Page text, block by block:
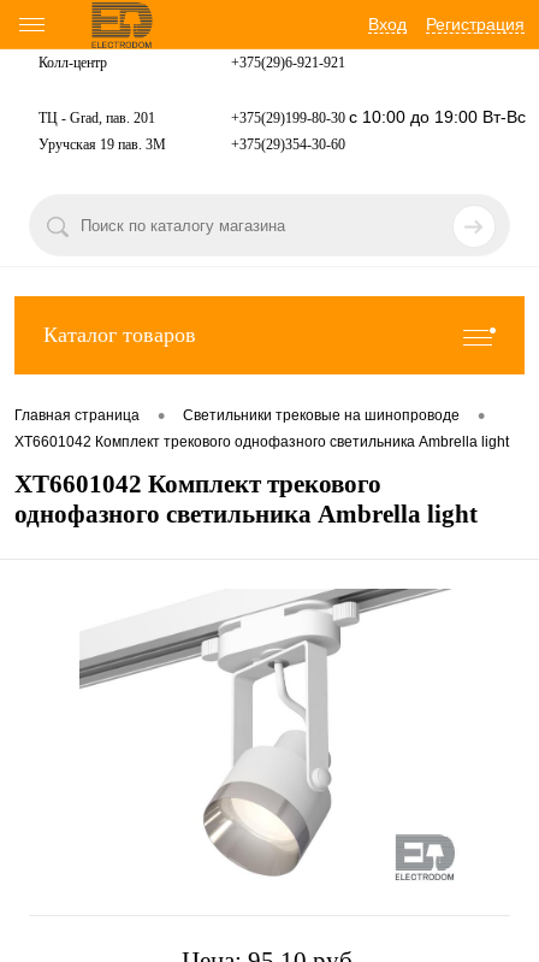
Вход Регистрация
Колл-центр +375(29)6-921-921
ТЦ - Grad, пав. 201 +375(29)199-80-30 с 10:00 до 19:00 Вт-Вс
Уручская 19 пав. 3М +375(29)354-30-60
Каталог товаров
Главная страница • Светильники трековые на шинопроводе •
XT6601042 Комплект трекового однофазного светильника Ambrella light
XT6601042 Комплект трекового
однофазного светильника Ambrella light